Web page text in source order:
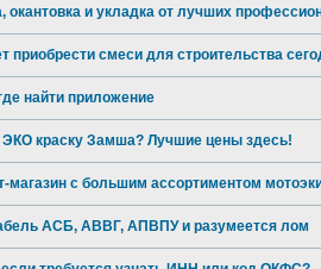
окантовка и укладка от лучших
приобрести смеси для строительства
найти приложение
ЭКО краску Замша? Лучшие цены здесь!
магазин с большим ассортиментом
АСБ, АВВГ, АПВПУ и разумеется лом